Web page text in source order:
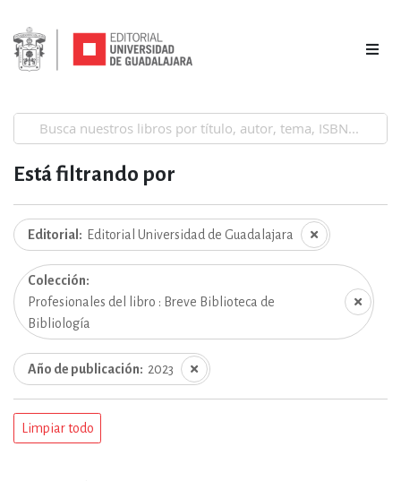
Está filtrando por
Editorial Editorial Universidad de Guadalajara
Colección
Profesionales del libro : Breve Biblioteca de
Bibliología
Año de publicación 2023
Limpiar todo